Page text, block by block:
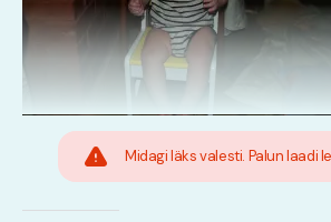
Midagi läks valesti. Palun laadi